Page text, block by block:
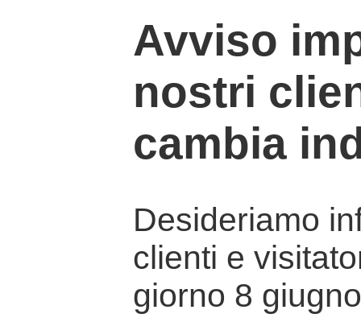
Avviso
nostri
cambia
Desideriamo
clienti e
giorno 8